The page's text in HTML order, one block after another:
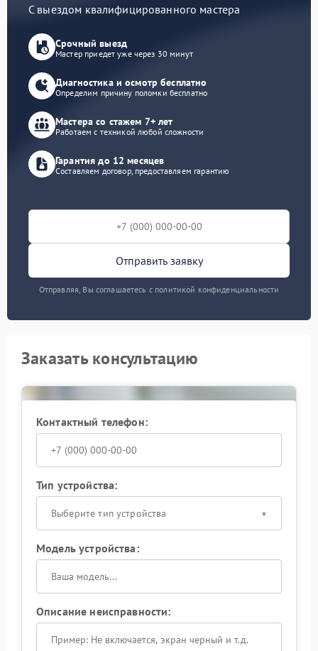
С выездом квалифицированного мастера
Срочный выезд
Мастер приедет уже через 30 минут
Диагностика и осмотр бесплатно
Определим причину поломки бесплатно
Мастера со стажем 7+ лет
Работаем с техникой любой сложности
Гарантия до 12 месяцев
Составляем договор, предоставляем гарантию
Отправить заявку
Отправляя, Вы соглашаетесь с политикой конфиденциальности
Заказать консультацию
Контактный телефон:
Тип устройства:
Выберите тип устройства
Модель устройства:
Описание неисправности: